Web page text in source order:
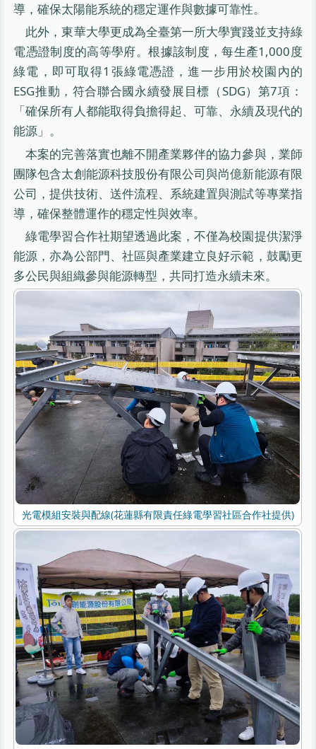
導，確保太陽能系統的穩定運作與數據可靠性。
此外，東華大學更成為全臺第一所大學實踐並支持綠
電憑證制度的高等學府。根據該制度，每生產1,000度
綠電，即可取得1張綠電憑證，進一步用於校園內的
ESG推動，符合聯合國永續發展目標（SDG）第7項：
「確保所有人都能取得負擔得起、可靠、永續及現代的
能源」。
本案的完善落實也離不開產業夥伴的協力參與，業師
團隊包含太創能源科技股份有限公司與尚億新能源有限
公司，提供技術、送件流程、系統建置與測試等專業指
導，確保整體運作的穩定性與效率。
綠電學習合作社期望透過此案，不僅為校園提供潔淨
能源，亦為公部門、社區與產業建立良好示範，鼓勵更
多公民與組織參與能源轉型，共同打造永續未來。
光電模組安裝與配線(花蓮縣有限責任綠電學習社區合作社提供)